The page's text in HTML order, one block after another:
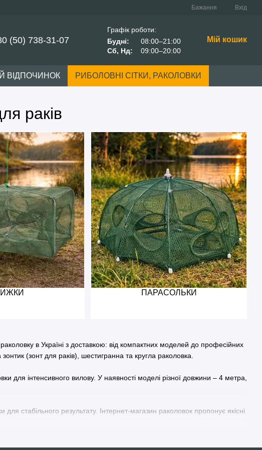
Бажання Вхід
(50) 738-31-07
Графік роботи:
Будні:
08:00–21:00
Сб, Нд:
09:00–20:00
Мій кошик
ВІДПОЧИНОК РИБОЛОВНІ СІТКИ, РАКОЛОВКИ
раків
в Україні з доставкою: від компактних моделей до професійних
(зонт для раків), шестигранна та кругла раколовка.
для інтенсивного вилову. У наявності моделі різної довжини – 4 метра,
стабільного результату. Інтернет-магазин раколовок пропонує якісні
ПАРАСОЛЬКИ